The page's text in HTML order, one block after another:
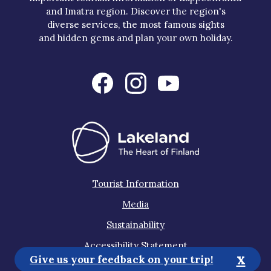
and Imatra region. Discover the region's
diverse services, the most famous sights
and hidden gems and plan your own holiday.
Tourist Information
Media
Sustainability
Accessibility Statement
Privacy Policy
Give us your feedback on your trip! x